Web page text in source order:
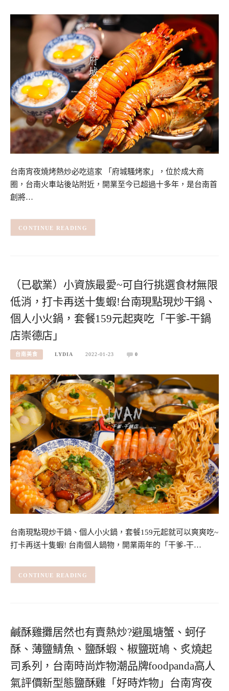
台南宵夜燒烤熱炒必吃這家 「府城騷烤家」，位於成大商
圈，台南火車站後站附近，開業至今已超過十多年，是台南首
創將…
CONTINUE READING
（已歇業）小資族最愛~可自行挑選食材無限
低消，打卡再送十隻蝦!台南現點現炒干鍋、
個人小火鍋，套餐159元起爽吃「干爹-干鍋
店崇德店」
台南美食 LYDIA 2022-01-23 0
台南現點現炒干鍋、個人小火鍋，套餐159元起就可以爽爽吃~
打卡再送十隻蝦! 台南個人鍋物，開業兩年的「干爹-干…
CONTINUE READING
鹹酥雞攤居然也有賣熱炒?避風塘蟹、蚵仔
酥、薄鹽鯖魚、鹽酥蝦、椒鹽斑鳩、炙燒起
司系列，台南時尚炸物潮品牌foodpanda高人
氣評價新型態鹽酥雞「好時炸物」台南宵夜